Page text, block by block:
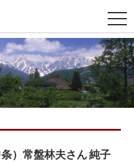
t
o
g
g
l
e
n
a
v
g
i
）常盤林夫さん 純子